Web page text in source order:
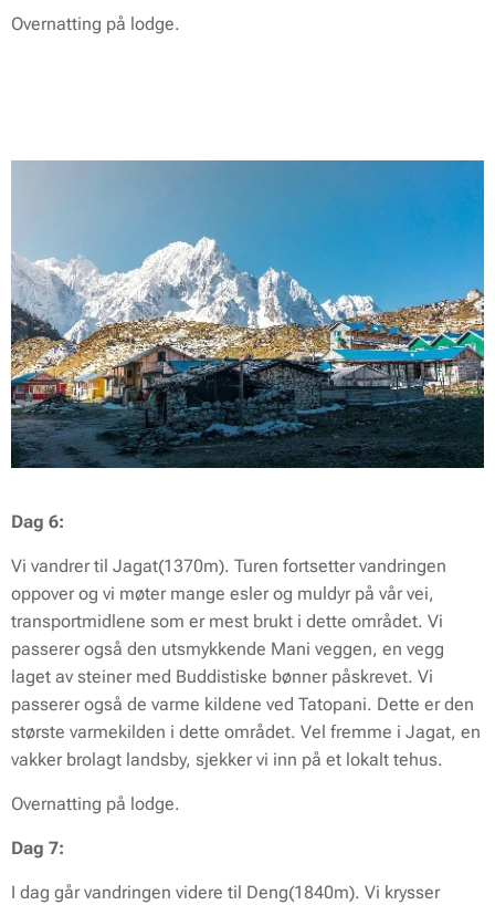
Overnatting på lodge.
Dag 6:
Vi vandrer til Jagat(1370m). Turen fortsetter vandringen
oppover og vi møter mange esler og muldyr på vår vei,
transportmidlene som er mest brukt i dette området. Vi
passerer også den utsmykkende Mani veggen, en vegg
laget av steiner med Buddistiske bønner påskrevet. Vi
passerer også de varme kildene ved Tatopani. Dette er den
største varmekilden i dette området. Vel fremme i Jagat, en
vakker brolagt landsby, sjekker vi inn på et lokalt tehus.
Overnatting på lodge.
Dag 7:
I dag går vandringen videre til Deng(1840m). Vi krysser